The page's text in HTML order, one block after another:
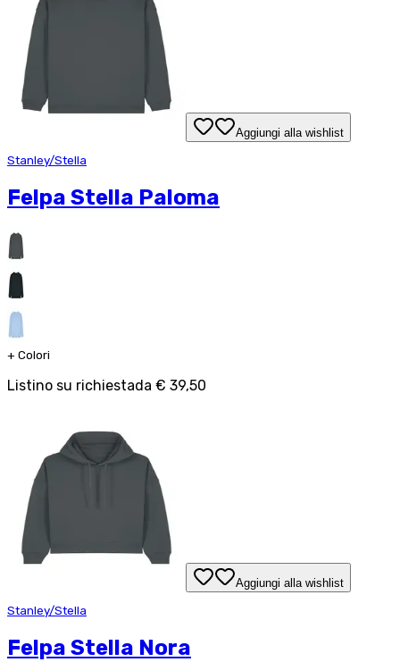
Aggiungi alla wishlist
Stanley/Stella
Felpa Stella Paloma
+ Colori
Listino su richiestada € 39,50
Aggiungi alla wishlist
Stanley/Stella
Felpa Stella Nora